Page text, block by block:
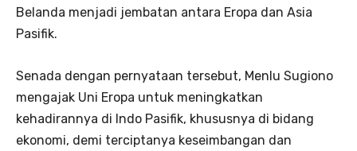
Belanda menjadi jembatan antara Eropa dan Asia
Pasifik.
Senada dengan pernyataan tersebut, Menlu Sugiono
mengajak Uni Eropa untuk meningkatkan
kehadirannya di Indo Pasifik, khususnya di bidang
ekonomi, demi terciptanya keseimbangan dan